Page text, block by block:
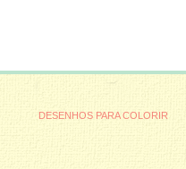
DESENHOS PARA COLORIR